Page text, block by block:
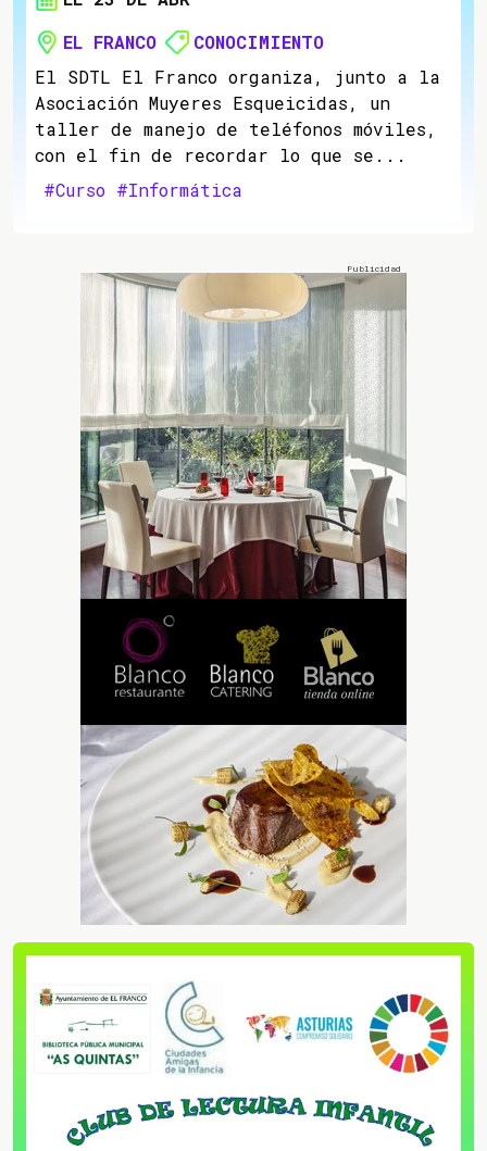
EL FRANCO
CONOCIMIENTO
El SDTL El Franco organiza, junto a la
Asociación Muyeres Esqueicidas, un
taller de manejo de teléfonos móviles,
con el fin de recordar lo que se...
#Curso #Informática